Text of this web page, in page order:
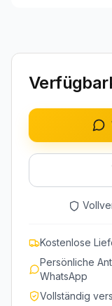
Kostenlose
Persönliche
WhatsApp
Vollständig